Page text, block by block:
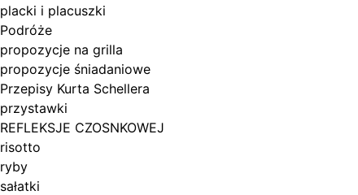
placki i placuszki
Podróże
propozycje na grilla
propozycje śniadaniowe
Przepisy Kurta Schellera
przystawki
REFLEKSJE CZOSNKOWEJ
risotto
ryby
sałatki